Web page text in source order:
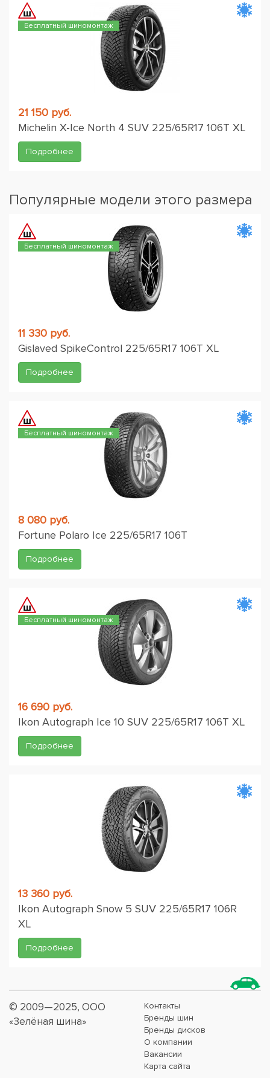
Бесплатный шиномонтаж
21 150 руб.
Michelin X-Ice North 4 SUV 225/65R17 106T XL
Подробнее
Популярные модели этого размера
Бесплатный шиномонтаж
11 330 руб.
Gislaved SpikeControl 225/65R17 106T XL
Подробнее
Бесплатный шиномонтаж
8 080 руб.
Fortune Polaro Ice 225/65R17 106T
Подробнее
Бесплатный шиномонтаж
16 690 руб.
Ikon Autograph Ice 10 SUV 225/65R17 106T XL
Подробнее
13 360 руб.
Ikon Autograph Snow 5 SUV 225/65R17 106R
XL
Подробнее
© 2009—2025, ООО
«Зелёная шина»
Контакты
Бренды шин
Бренды дисков
О компании
Вакансии
Карта сайта